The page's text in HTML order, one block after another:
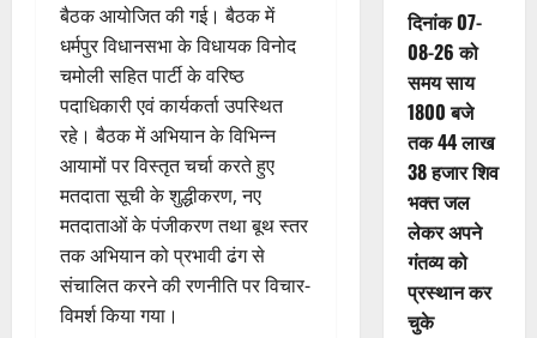
बैठक आयोजित की गई। बैठक में
धर्मपुर विधानसभा के विधायक विनोद
चमोली सहित पार्टी के वरिष्ठ
पदाधिकारी एवं कार्यकर्ता उपस्थित
रहे। बैठक में अभियान के विभिन्न
आयामों पर विस्तृत चर्चा करते हुए
मतदाता सूची के शुद्धीकरण, नए
मतदाताओं के पंजीकरण तथा बूथ स्तर
तक अभियान को प्रभावी ढंग से
संचालित करने की रणनीति पर विचार-
विमर्श किया गया।
दिनांक 07-
08-26 को
समय साय
1800 बजे
तक 44 लाख
38 हजार शिव
भक्त जल
लेकर अपने
गंतव्य को
प्रस्थान कर
चुके